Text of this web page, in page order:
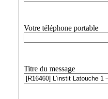
Votre téléphone portable
Titre du message